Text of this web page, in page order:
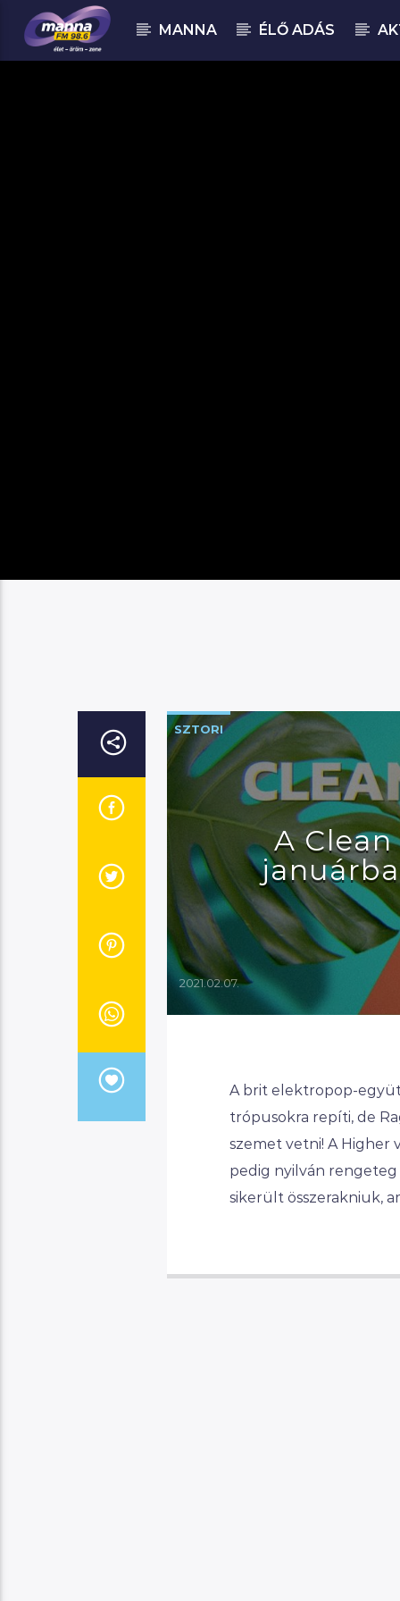
MANNA ÉLŐ ADÁS
SZTORI
A
2021.02.07.
A brit elektropop-
trópusokra repíti, de
szemet vetni! A Higher
pedig nyilván rengeteg
sikerült összerakniuk,